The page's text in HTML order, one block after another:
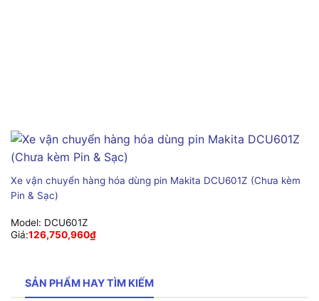
Xe vận chuyển hàng hóa dùng pin Makita DCU601Z (Chưa kèm
Pin & Sạc)
Model: DCU601Z
Giá:126,750,960₫
SẢN PHẨM HAY TÌM KIẾM